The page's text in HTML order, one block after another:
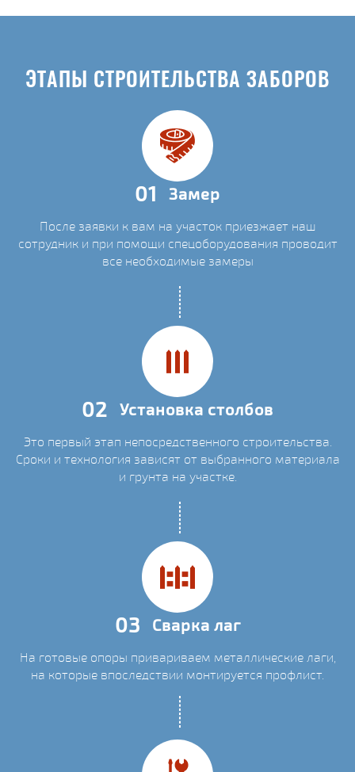
ЭТАПЫ СТРОИТЕЛЬСТВА ЗАБОРОВ
01 Замер
После заявки к вам на участок приезжает наш
сотрудник и при помощи спецоборудования проводит
все необходимые замеры
02 Установка столбов
Это первый этап непосредственного строительства.
Сроки и технология зависят от выбранного материала
и грунта на участке.
03 Сварка лаг
На готовые опоры привариваем металлические лаги,
на которые впоследствии монтируется профлист.